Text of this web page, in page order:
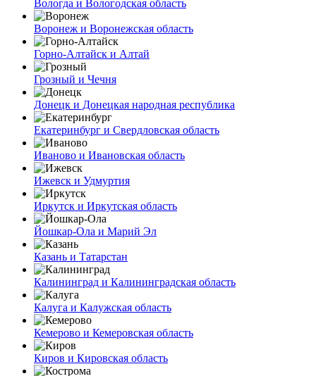
Вологда и Вологодская область
Воронеж и Воронежская область
Горно-Алтайск и Алтай
Грозный и Чечня
Донецк и Донецкая народная республика
Екатеринбург и Свердловская область
Иваново и Ивановская область
Ижевск и Удмуртия
Иркутск и Иркутская область
Йошкар-Ола и Марий Эл
Казань и Татарстан
Калининград и Калининградская область
Калуга и Калужская область
Кемерово и Кемеровская область
Киров и Кировская область